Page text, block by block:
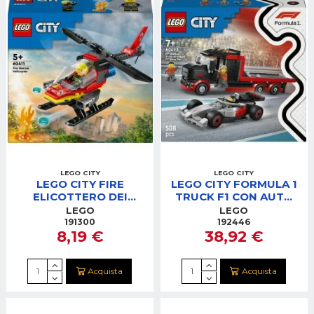
LEGO CITY
LEGO CITY FIRE
ELICOTTERO DEI
POMPIERI
LEGO
191300
8,19 €
Acquista
LEGO CITY
LEGO CITY FORMULA 1
TRUCK F1 CON AUTO
DA CORSA AUDI F1
LEGO
192446
38,92 €
Acquista